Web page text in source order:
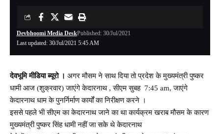
Last updated: 30/Jul/2021 5:45 AM
Devbhoomi Media DeskPublished: 30/Jul/2021
देवभूमि मीडिया ब्यूरो । अगर मौसम ने साथ दिया तो प्रदेश के मुख्यमंत्री पुष्कर
धामी आज (शुक्रवार) जाएंगे केदारनाथ , सीएम सुबह 7:45 am, जाएंगे
केदारनाथ धाम के पुनर्निर्माण कार्यों का निरीक्षण करने ।
इससे पहले भी सीएम का केदारनाथ जाने का था कार्यक्रम खराब मौसम के कारण
मुख्यमंत्री पुष्कर सिंह धामी नहीं जा सके थे केदारनाथ